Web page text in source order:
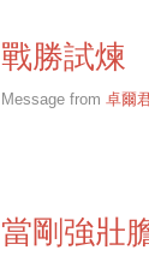
戰勝試煉
Message from 卓爾
當剛強壯